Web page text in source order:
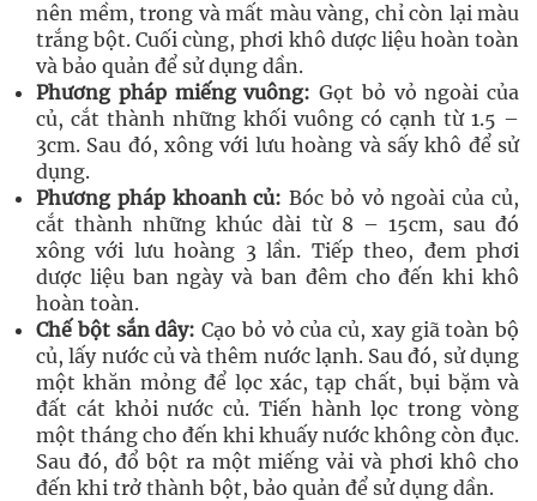
nên mềm, trong và mất màu vàng, chỉ còn lại màu
trắng bột. Cuối cùng, phơi khô dược liệu hoàn toàn
và bảo quản để sử dụng dần.
Phương pháp miếng vuông: Gọt bỏ vỏ ngoài của
củ, cắt thành những khối vuông có cạnh từ 1.5 –
3cm. Sau đó, xông với lưu hoàng và sấy khô để sử
dụng.
Phương pháp khoanh củ: Bóc bỏ vỏ ngoài của củ,
cắt thành những khúc dài từ 8 – 15cm, sau đó
xông với lưu hoàng 3 lần. Tiếp theo, đem phơi
dược liệu ban ngày và ban đêm cho đến khi khô
hoàn toàn.
Chế bột sắn dây: Cạo bỏ vỏ của củ, xay giã toàn bộ
củ, lấy nước củ và thêm nước lạnh. Sau đó, sử dụng
một khăn mỏng để lọc xác, tạp chất, bụi bặm và
đất cát khỏi nước củ. Tiến hành lọc trong vòng
một tháng cho đến khi khuấy nước không còn đục.
Sau đó, đổ bột ra một miếng vải và phơi khô cho
đến khi trở thành bột, bảo quản để sử dụng dần.